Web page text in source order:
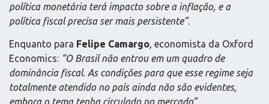
política monetária terá impacto sobre a inflação, e a
política fiscal precisa ser mais persistente”.
Enquanto para Felipe Camargo, economista da Oxford
Economics: “O Brasil não entrou em um quadro de
dominância fiscal. As condições para que esse regime seja
totalmente atendido no país ainda não são evidentes,
embora o tema tenha circulado no mercado”.